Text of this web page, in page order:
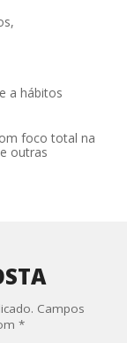
,
a hábitos
foco total na
outras
Campos
*